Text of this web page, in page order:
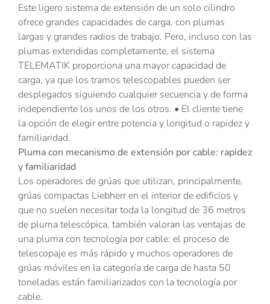
Este ligero sistema de extensión de un solo cilindro
ofrece grandes capacidades de carga, con plumas
largas y grandes radios de trabajo. Pero, incluso con las
plumas extendidas completamente, el sistema
TELEMATIK proporciona una mayor capacidad de
carga, ya que los tramos telescopables pueden ser
desplegados siguiendo cualquier secuencia y de forma
independiente los unos de los otros. • El cliente tiene
la opción de elegir entre potencia y longitud o rapidez y
familiaridad.
Pluma con mecanismo de extensión por cable: rapidez
y familiaridad
Los operadores de grúas que utilizan, principalmente,
grúas compactas Liebherr en el interior de edificios y
que no suelen necesitar toda la longitud de 36 metros
de pluma telescópica, también valoran las ventajas de
una pluma con tecnología por cable: el proceso de
telescopaje es más rápido y muchos operadores de
grúas móviles en la categoría de carga de hasta 50
toneladas están familiarizados con la tecnología por
cable.